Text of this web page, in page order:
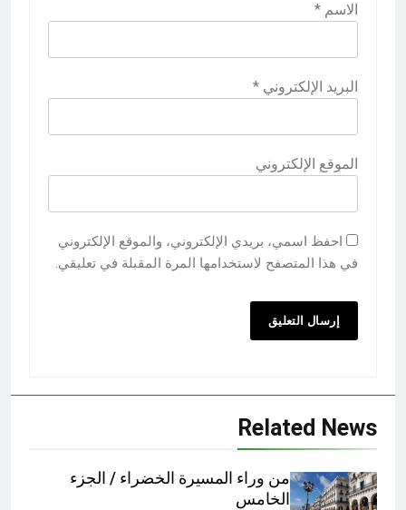
الاسم *
البريد الإلكتروني *
الموقع الإلكتروني
احفظ اسمي، بريدي الإلكتروني، والموقع الإلكتروني
في هذا المتصفح لاستخدامها المرة المقبلة في تعليقي.
Related News
من وراء المسيرة الخضراء / الجزء
الخامس